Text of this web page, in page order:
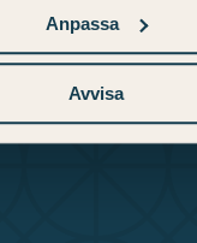
Anpassa
Avvisa
of Sweden’s most
find a place